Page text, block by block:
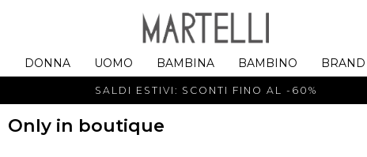
DONNA UOMO BAMBINA BAMBINO BRAND
SALDI ESTIVI: SCONTI FINO AL -60%
Only in boutique